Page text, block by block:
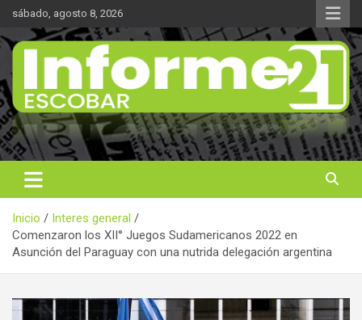
Saltar
contenido
sábado, agosto 8, 2026
Informe 21
Noticas reales
Inicio
Interes general
Comenzaron los XII° Juegos Sudamericanos 2022 en
Asunción del Paraguay con una nutrida delegación argentina